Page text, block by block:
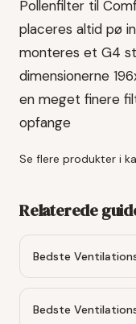
Pollenfilter til
placeres altid pø
monteres et G4
dimensionerne
en meget finere
opfange
Se flere produkter i
Relaterede
Bedste
Bedste